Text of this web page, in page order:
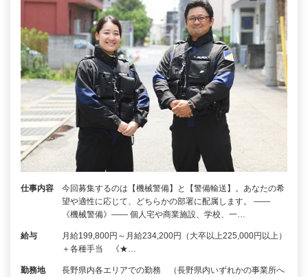
仕事内容
今回募集するのは【機械警備】と【警備輸送】。あなたの希
望や適性に応じて、どちらかの部署に配属します。 ――
《機械警備》―― 個人宅や商業施設、学校、一…
給与
月給199,800円～月給234,200円（大卒以上225,000円以上）
＋各種手当 《★…
勤務地
長野県内各エリアでの勤務 （長野県内いずれかの事業所へ